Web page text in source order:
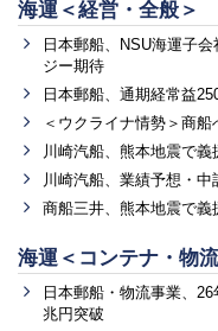
海運＜経営・全般＞
日本郵船、NSU海運子
ジー期待
日本郵船、通期経常益
＜ウクライナ情勢＞商
川崎汽船、熊本地震で義
川崎汽船、業績予想・中
商船三井、熊本地震で義
海運＜コンテナ・物
日本郵船・物流事業、
兆円突破